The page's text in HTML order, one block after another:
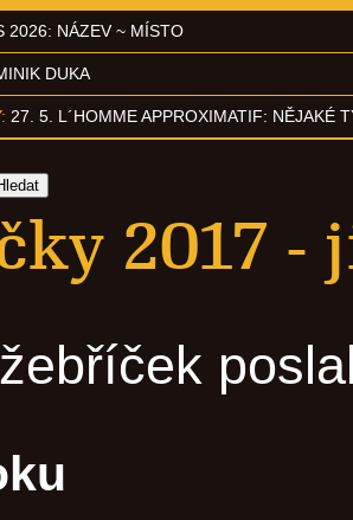
2026: NÁZEV ~ MÍSTO
DUKA
27. 5. L´HOMME APPROXIMATIF: NĚJAKÉ
2017 -